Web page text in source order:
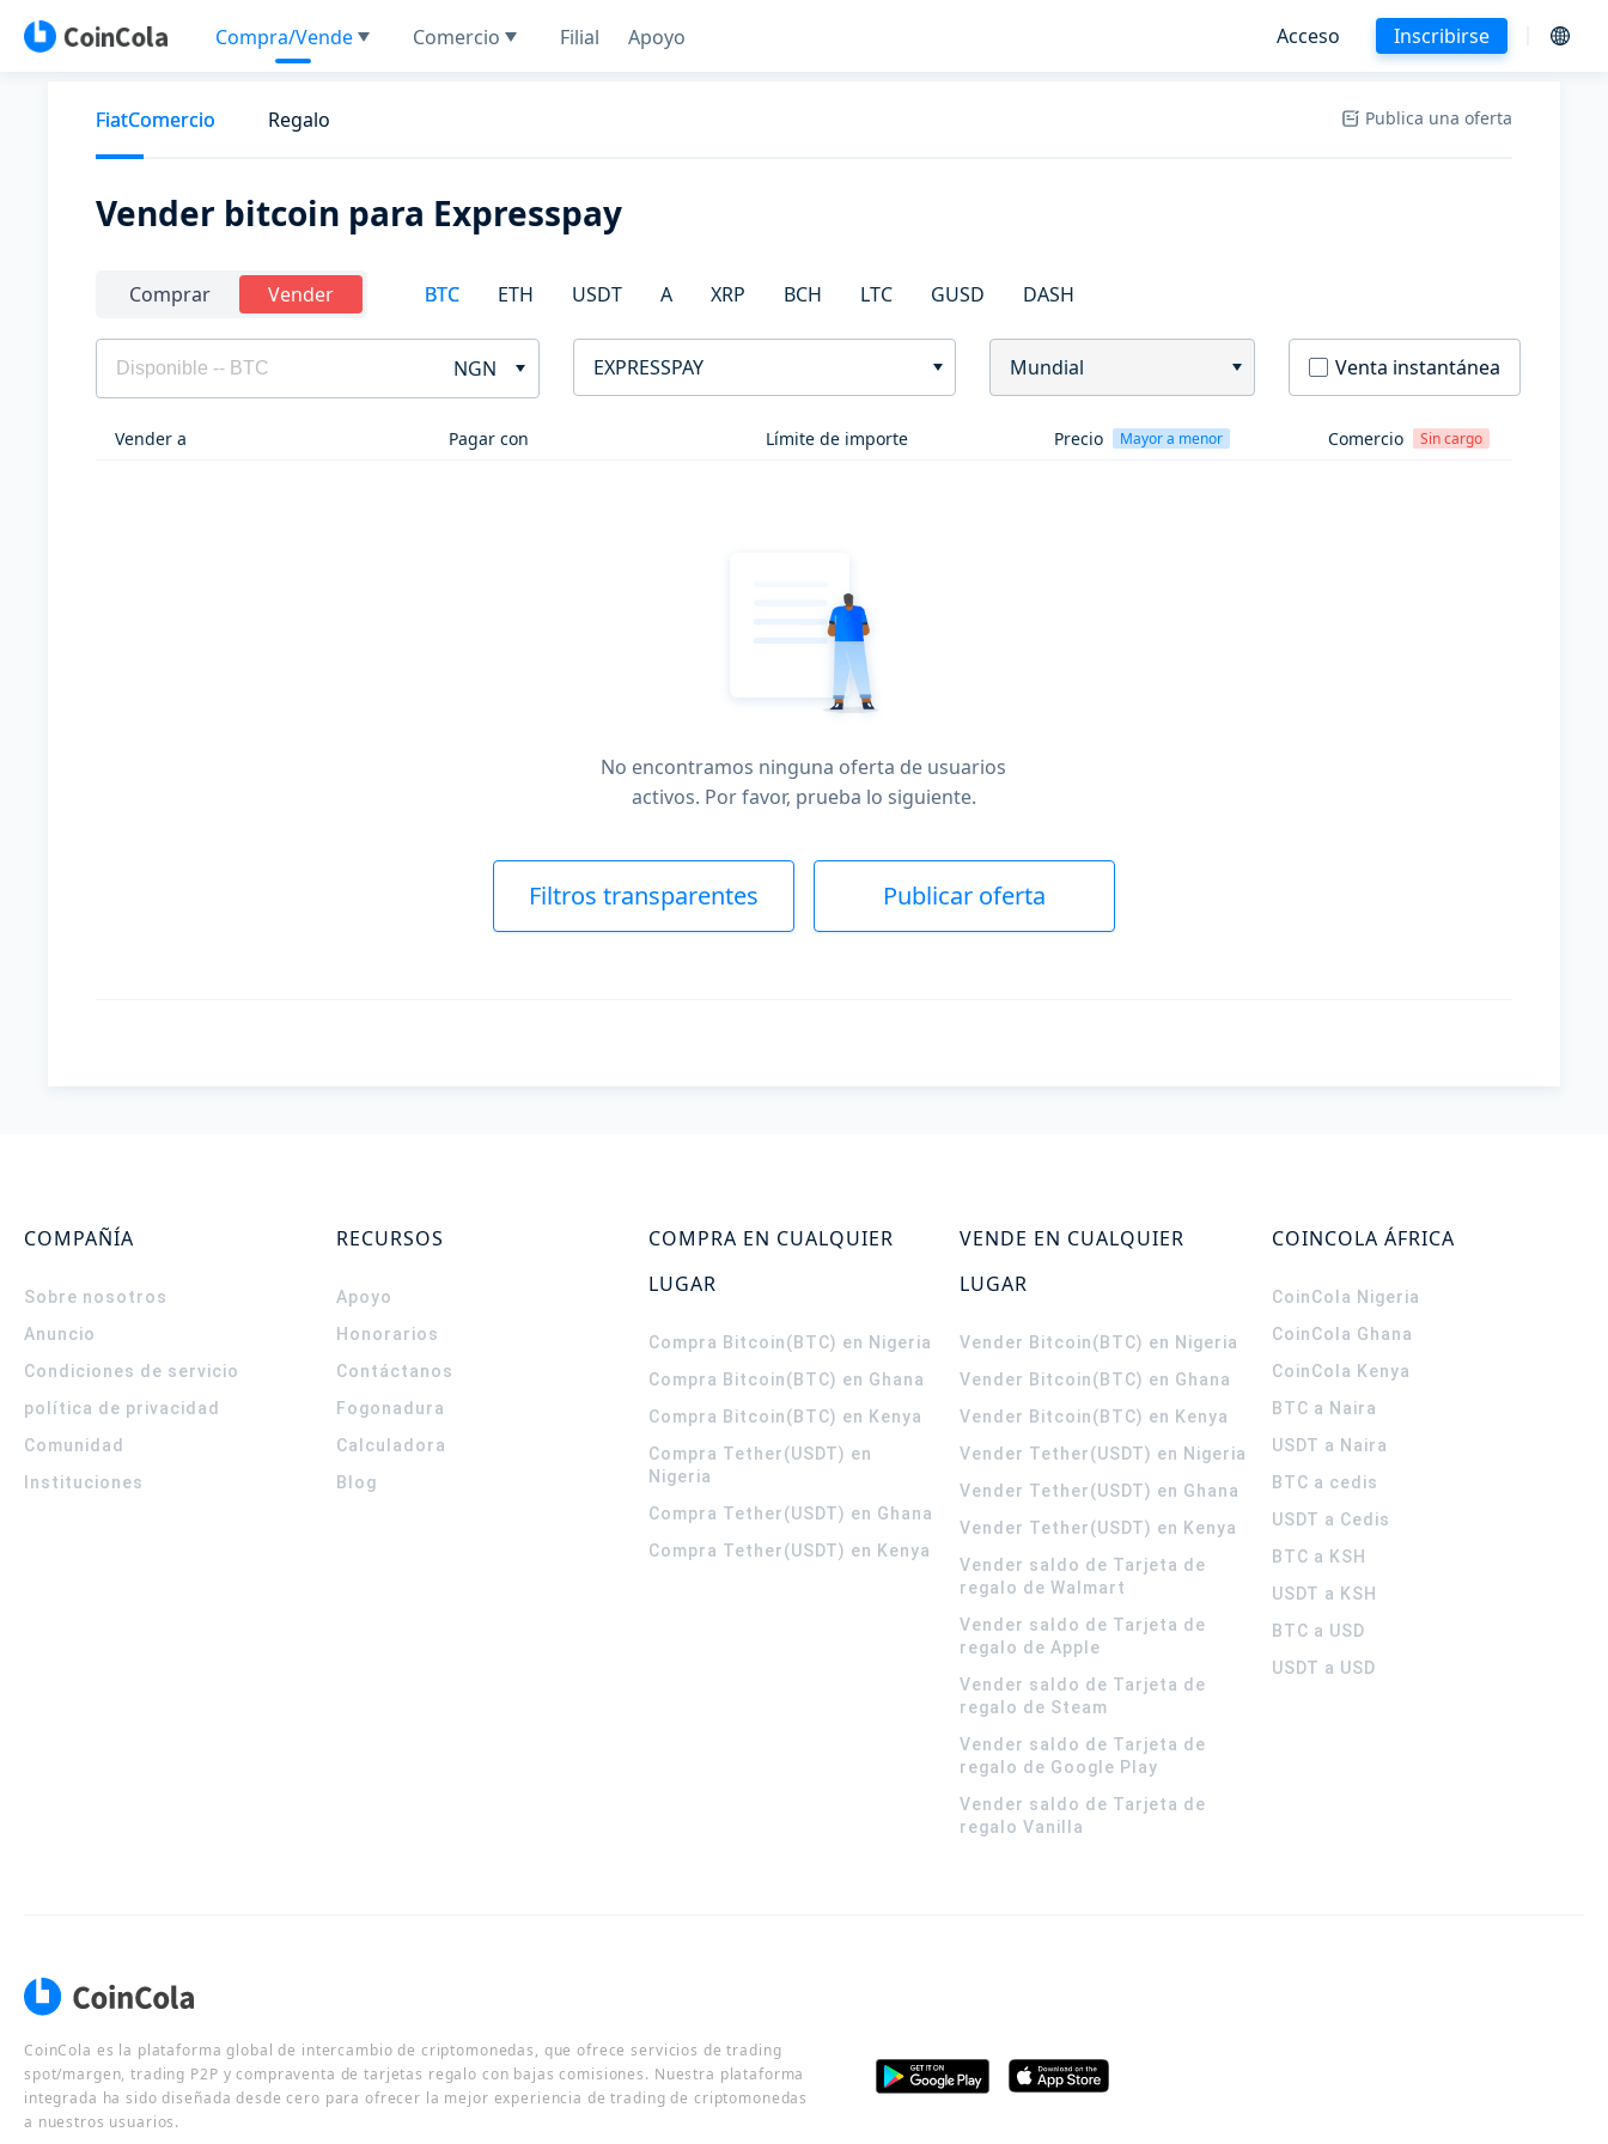
Compra/Vende Comercio Filial Apoyo Acceso Inscribirse
FiatComercio Regalo Publica una oferta
Vender bitcoin para Expresspay
Comprar Vender BTC ETH USDT A XRP BCH LTC GUSD DASH
NGN EXPRESSPAY Mundial Venta instantánea
Vender a Pagar con Límite de importe Precio Mayor a menor Comercio Sin cargo
No encontramos ninguna oferta de usuarios
activos. Por favor, prueba lo siguiente.
Filtros transparentes Publicar oferta
COMPAÑÍA
Sobre nosotros
Anuncio
Condiciones de servicio
política de privacidad
Comunidad
Instituciones
RECURSOS
Apoyo
Honorarios
Contáctanos
Fogonadura
Calculadora
Blog
COMPRA EN CUALQUIER
LUGAR
Compra Bitcoin(BTC) en Nigeria
Compra Bitcoin(BTC) en Ghana
Compra Bitcoin(BTC) en Kenya
Compra Tether(USDT) en
Nigeria
Compra Tether(USDT) en Ghana
Compra Tether(USDT) en Kenya
VENDE EN CUALQUIER
LUGAR
Vender Bitcoin(BTC) en Nigeria
Vender Bitcoin(BTC) en Ghana
Vender Bitcoin(BTC) en Kenya
Vender Tether(USDT) en Nigeria
Vender Tether(USDT) en Ghana
Vender Tether(USDT) en Kenya
Vender saldo de Tarjeta de
regalo de Walmart
Vender saldo de Tarjeta de
regalo de Apple
Vender saldo de Tarjeta de
regalo de Steam
Vender saldo de Tarjeta de
regalo de Google Play
Vender saldo de Tarjeta de
regalo Vanilla
COINCOLA ÁFRICA
CoinCola Nigeria
CoinCola Ghana
CoinCola Kenya
BTC a Naira
USDT a Naira
BTC a cedis
USDT a Cedis
BTC a KSH
USDT a KSH
BTC a USD
USDT a USD
CoinCola es la plataforma global de intercambio de criptomonedas, que ofrece servicios de trading
spot/margen, trading P2P y compraventa de tarjetas regalo con bajas comisiones. Nuestra plataforma
integrada ha sido diseñada desde cero para ofrecer la mejor experiencia de trading de criptomonedas
a nuestros usuarios.